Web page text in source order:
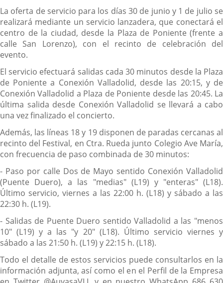
La oferta de servicio para los días 30 de junio y 1 de julio se
realizará mediante un servicio lanzadera, que conectará el
centro de la ciudad, desde la Plaza de Poniente (frente a
calle San Lorenzo), con el recinto de celebración del
evento.
El servicio efectuará salidas cada 30 minutos desde la Plaza
de Poniente a Conexión Valladolid, desde las 20:15, y de
Conexión Valladolid a Plaza de Poniente desde las 20:45. La
última salida desde Conexión Valladolid se llevará a cabo
una vez finalizado el concierto.
Además, las líneas 18 y 19 disponen de paradas cercanas al
recinto del Festival, en Ctra. Rueda junto Colegio Ave María,
con frecuencia de paso combinada de 30 minutos:
- Paso por calle Dos de Mayo sentido Conexión Valladolid
(Puente Duero), a las "medias" (L19) y "enteras" (L18).
Último servicio, viernes a las 22:00 h. (L18) y sábado a las
22:30 h. (L19).
- Salidas de Puente Duero sentido Valladolid a las "menos
10" (L19) y a las "y 20" (L18). Último servicio viernes y
sábado a las 21:50 h. (L19) y 22:15 h. (L18).
Todo el detalle de estos servicios puede consultarlos en la
información adjunta, así como el en el Perfil de la Empresa